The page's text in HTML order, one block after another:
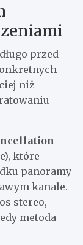
przed
niż
które
panoramy
kanale.
stereo,
metoda